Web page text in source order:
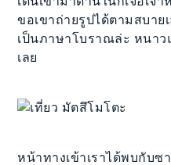
ขอเขาถ่ายรูปได้ตามสบาย
เป็นภาษาโบราณล่ะ หนา
เลย
หน้าทางเข้าเราได้พบกับซ